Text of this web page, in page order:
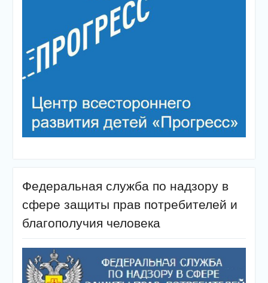
Федеральная служба по надзору в
сфере защиты прав потребителей и
благополучия человека